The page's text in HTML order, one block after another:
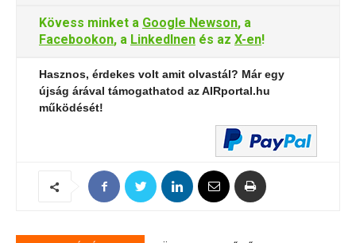
Kövess minket a Google Newson, a
Facebookon, a LinkedInen és az X-en!
Hasznos, érdekes volt amit olvastál? Már egy
újság árával támogathatod az AIRportal.hu
működését!